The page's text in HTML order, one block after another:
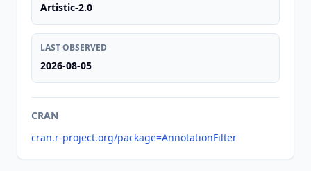
Artistic-2.0
LAST OBSERVED
2026-08-05
CRAN
cran.r-project.org/package=AnnotationFilter